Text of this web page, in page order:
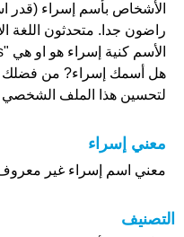
راضون جدا. متحدثون اللغة
الأسم كنية إسراء هو او هي "Sos
هل أسمك إسراء? من
لتحسين هذا الملف الشخصي
معني إسراء
معني اسم إسراء غير معروف
التصنيف